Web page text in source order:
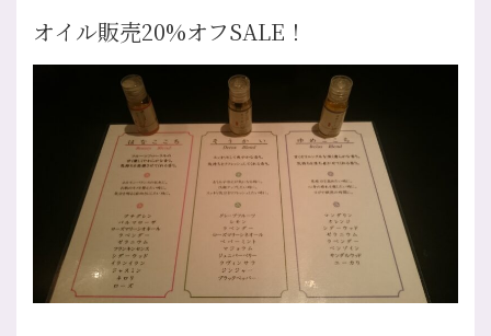
オイル販売20%オフSALE！